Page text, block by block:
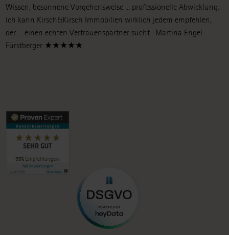
Wissen, besonnene Vorgehensweise ... professionelle Abwicklung.
Ich kann Kirsch&Kirsch Immobilien wirklich jedem empfehlen,
der ... einen echten Vertrauenspartner sucht. Martina Engel-
Fürstberger ★★★★★